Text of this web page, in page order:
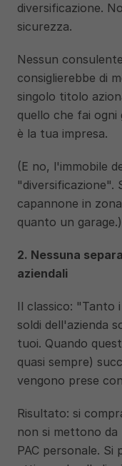
diversificazione.
sicurezza.
Nessun
consiglierebbe di
singolo titolo
quello che fai
è la tua impresa.
(E no, l'immobile
"diversificazione".
capannone in
quanto un garage.)
2. Nessuna
aziendali
Il classico: "Tanto
soldi dell'azienda
tuoi. Quando
quasi sempre)
vengono prese
Risultato: si
non si mettono
PAC personale.